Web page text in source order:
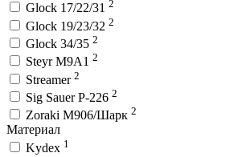
Glock 17/22/31 2
Glock 19/23/32 2
Glock 34/35 2
Steyr M9A1 2
Streamer 2
Sig Sauer P-226 2
Zoraki M906/Шарк 2
Материал
Kydex 1